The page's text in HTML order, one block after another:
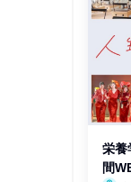
栄養
間